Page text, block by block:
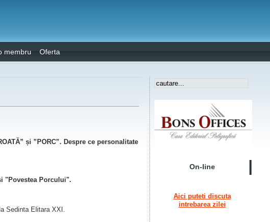
membru Oferta
și ”PORC”. Despre ce personalitate
"Povestea Porcului".
Sedinta Elitara XXI.
On-line
Aici puteti discuta
intrebarea zilei